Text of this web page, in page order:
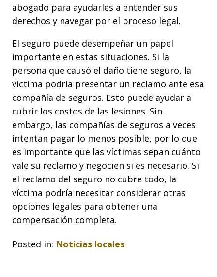
abogado para ayudarles a entender sus
derechos y navegar por el proceso legal.
El seguro puede desempeñar un papel
importante en estas situaciones. Si la
persona que causó el daño tiene seguro, la
víctima podría presentar un reclamo ante esa
compañía de seguros. Esto puede ayudar a
cubrir los costos de las lesiones. Sin
embargo, las compañías de seguros a veces
intentan pagar lo menos posible, por lo que
es importante que las víctimas sepan cuánto
vale su reclamo y negocien si es necesario. Si
el reclamo del seguro no cubre todo, la
víctima podría necesitar considerar otras
opciones legales para obtener una
compensación completa.
Posted in: Noticias locales